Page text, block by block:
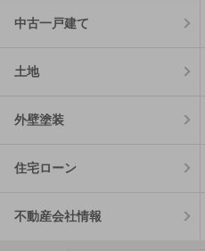
中古一戸建て
土地
外壁塗装
住宅ローン
不動産会社情報